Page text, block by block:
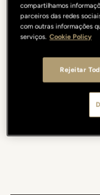
Descubra
eventos culturais,
gastronômicas.
compartilhamos
parceiros das redes
com outras informações
serviços. Cookie Policy
Rejeitar